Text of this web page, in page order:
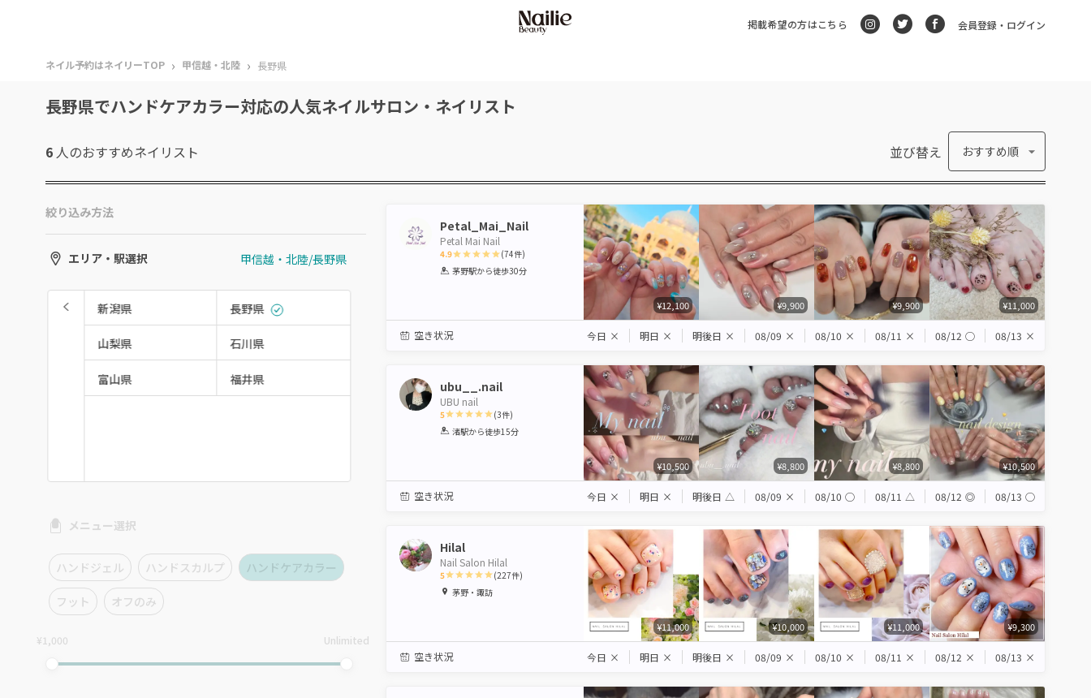
掲載希望の方はこちら 会員登録・ログイン
ネイル予約はネイリーTOP › 甲信越・北陸 › 長野県
長野県でハンドケアカラー対応の人気ネイルサロン・ネイリスト
6 人のおすすめネイリスト 並び替え おすすめ順
絞り込み方法
エリア・駅選択 甲信越・北陸/長野県
新潟県 長野県
山梨県 石川県
富山県 福井県
エリアから選ぶ
メニュー選択
ハンドジェル ハンドスカルプ ハンドケアカラー
フット オフのみ
¥1,000 Unlimited
Petal_Mai_Nail
Petal Mai Nail
4.9
1 2 3 4 5
(74件)
茅野駅から徒歩30分
¥12,100 ¥9,900 ¥9,900 ¥11,000
空き状況 今日 × 明日 × 明後日 × 08/09 × 08/10 × 08/11 × 08/12 ◯ 08/13 ×
ubu__.nail
UBU nail
5
1 2 3 4 5
(3件)
渚駅から徒歩15分
¥10,500 ¥8,800 ¥8,800 ¥10,500
空き状況 今日 × 明日 × 明後日 △ 08/09 × 08/10 ◯ 08/11 △ 08/12 ◎ 08/13 ◯
Hilal
Nail Salon Hilal
5
1 2 3 4 5
(227件)
茅野・諏訪
¥11,000 ¥10,000 ¥11,000 ¥9,300
空き状況 今日 × 明日 × 明後日 × 08/09 × 08/10 × 08/11 × 08/12 × 08/13 ×